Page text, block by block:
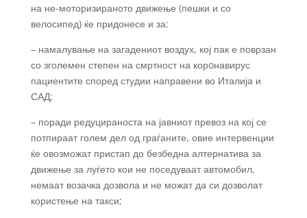
на не-моторизираното движење (пешки и со
велосипед) ќе придонесе и за:
– намалување на загадениот воздух, кој пак е поврзан
со зголемен степен на смртност на корoнавирус
пациентите според студии направени во Италија и
САД;
– поради редуцираноста на јавниот превоз на кој се
потпираат голем дел од граѓаните, овие интервенции
ќе овозможат пристап до безбедна алтернатива за
движење за луѓето кои не поседуваат автомобил,
немаат возачка дозвола и не можат да си дозволат
користење на такси;